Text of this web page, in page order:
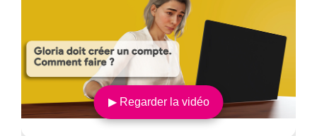
▶ Regarder la vidéo